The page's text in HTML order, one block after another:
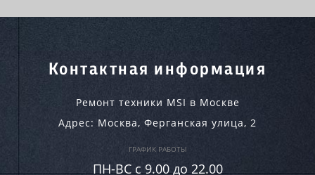
Контактная информация
Ремонт техники MSI в Москве
Адрес: Москва, Ферганская улица, 2
ГРАФИК РАБОТЫ
ПН-ВC c 9.00 до 22.00